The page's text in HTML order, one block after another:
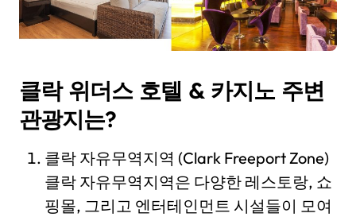
클락 위더스 호텔 & 카지노 주변
관광지는?
클락 자유무역지역 (Clark Freeport Zone)
클락 자유무역지역은 다양한 레스토랑, 쇼
핑몰, 그리고 엔터테인먼트 시설들이 모여